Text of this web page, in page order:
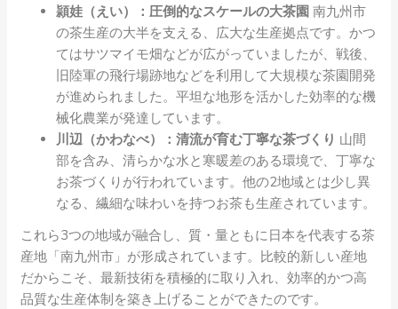
頴娃（えい）：圧倒的なスケールの大茶園 南九州市
の茶生産の大半を支える、広大な生産拠点です。かつ
てはサツマイモ畑などが広がっていましたが、戦後、
旧陸軍の飛行場跡地などを利用して大規模な茶園開発
が進められました。平坦な地形を活かした効率的な機
械化農業が発達しています。
川辺（かわなべ）：清流が育む丁寧な茶づくり 山間
部を含み、清らかな水と寒暖差のある環境で、丁寧な
お茶づくりが行われています。他の2地域とは少し異
なる、繊細な味わいを持つお茶も生産されています。
これら3つの地域が融合し、質・量ともに日本を代表する茶
産地「南九州市」が形成されています。比較的新しい産地
だからこそ、最新技術を積極的に取り入れ、効率的かつ高
品質な生産体制を築き上げることができたのです。